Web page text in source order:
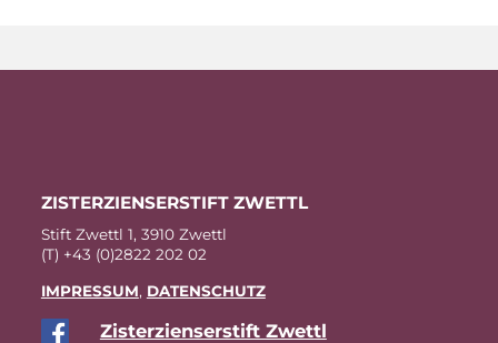
ZIS­TER­ZI­EN­SER­STIFT ZWETTL
Stift Zwettl 1, 3910 Zwettl
(T) +43 (0)2822 202 02
IM­PRES­SUM, DA­TEN­SCHUTZ
Zis­ter­zi­en­ser­stift Zwettl